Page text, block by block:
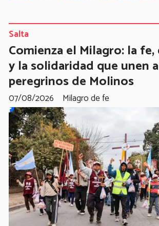
Comienza el Milagro: la
y la solidaridad que unen
peregrinos de Molinos
Milagro de fe
Salta
07/08/2026